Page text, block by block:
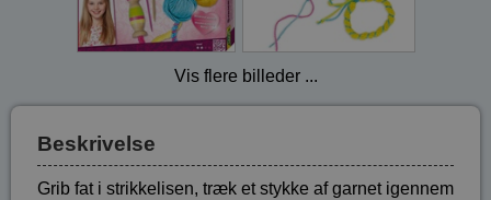
Vis flere billeder ...
Beskrivelse
Grib fat i strikkelisen, træk et stykke af garnet igennem